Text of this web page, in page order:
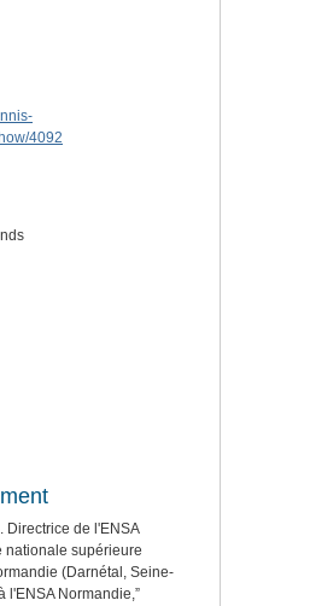
4092
Directrice de l'ENSA
nationale supérieure
(Darnétal, Seine-
l'ENSA Normandie,”